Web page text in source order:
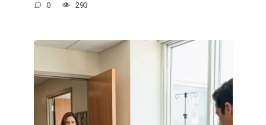
0 293